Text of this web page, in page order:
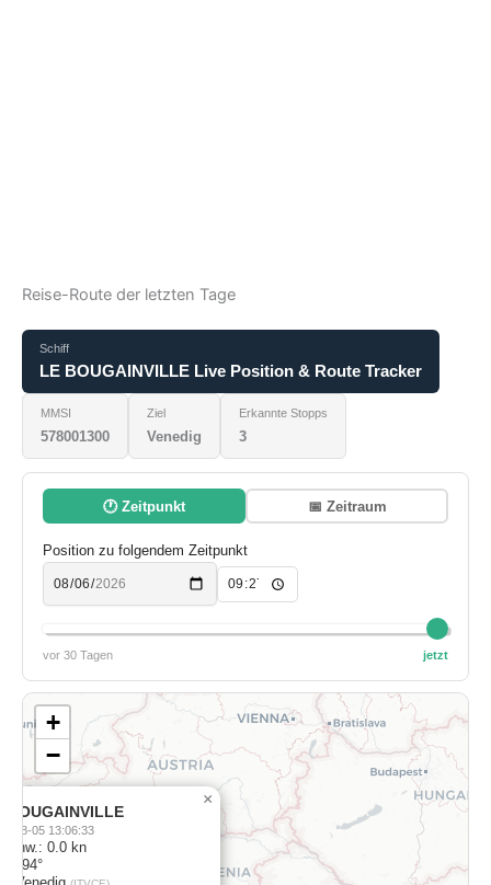
Reise-Route der letzten Tage
Schiff
LE BOUGAINVILLE Live Position & Route Tracker
MMSI
578001300
Ziel
Venedig
Erkannte Stopps
3
🕐 Zeitpunkt 📅 Zeitraum
Position zu folgendem Zeitpunkt
vor 30 Tagen jetzt
BOUGAINVILLE
08-05 13:06:33
0.0 kn
94°
×
+
−